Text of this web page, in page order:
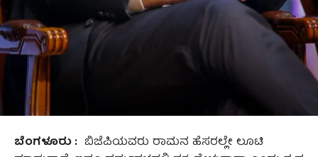
ಬೆಂಗಳೂರು : ಬಿಜೆಪಿಯವರು ರಾಮನ ಹೆಸರಲ್ಲೇ ಲೂಟಿ